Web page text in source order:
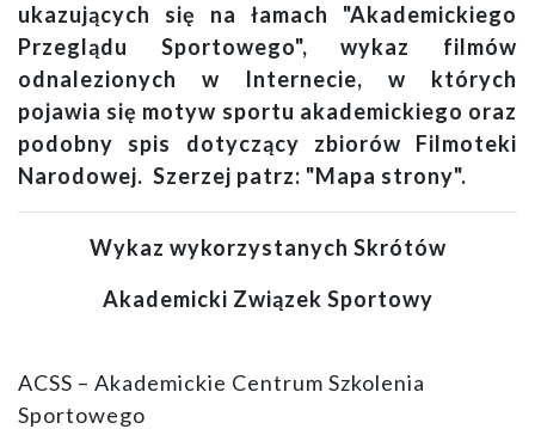
ukazujących się na łamach "Akademickiego
Przeglądu Sportowego", wykaz filmów
odnalezionych w Internecie, w których
pojawia się motyw sportu akademickiego oraz
podobny spis dotyczący zbiorów Filmoteki
Narodowej. Szerzej patrz: "Mapa strony".
Wykaz wykorzystanych Skrótów
Akademicki Związek Sportowy
ACSS – Akademickie Centrum Szkolenia
Sportowego